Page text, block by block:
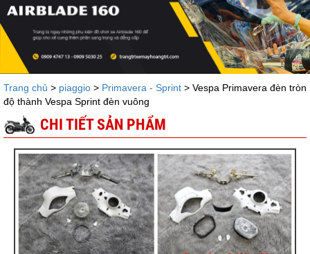
Trang chủ > piaggio > Primavera - Sprint > Vespa Primavera đèn tròn
độ thành Vespa Sprint đèn vuông
CHI TIẾT SẢN PHẨM